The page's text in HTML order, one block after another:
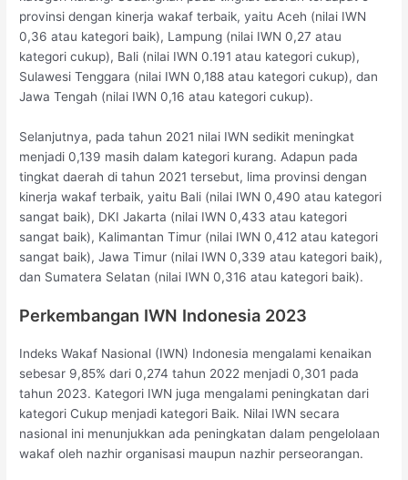
provinsi dengan kinerja wakaf terbaik, yaitu Aceh (nilai IWN
0,36 atau kategori baik), Lampung (nilai IWN 0,27 atau
kategori cukup), Bali (nilai IWN 0.191 atau kategori cukup),
Sulawesi Tenggara (nilai IWN 0,188 atau kategori cukup), dan
Jawa Tengah (nilai IWN 0,16 atau kategori cukup).
Selanjutnya, pada tahun 2021 nilai IWN sedikit meningkat
menjadi 0,139 masih dalam kategori kurang. Adapun pada
tingkat daerah di tahun 2021 tersebut, lima provinsi dengan
kinerja wakaf terbaik, yaitu Bali (nilai IWN 0,490 atau kategori
sangat baik), DKI Jakarta (nilai IWN 0,433 atau kategori
sangat baik), Kalimantan Timur (nilai IWN 0,412 atau kategori
sangat baik), Jawa Timur (nilai IWN 0,339 atau kategori baik),
dan Sumatera Selatan (nilai IWN 0,316 atau kategori baik).
Perkembangan IWN Indonesia 2023
Indeks Wakaf Nasional (IWN) Indonesia mengalami kenaikan
sebesar 9,85% dari 0,274 tahun 2022 menjadi 0,301 pada
tahun 2023. Kategori IWN juga mengalami peningkatan dari
kategori Cukup menjadi kategori Baik. Nilai IWN secara
nasional ini menunjukkan ada peningkatan dalam pengelolaan
wakaf oleh nazhir organisasi maupun nazhir perseorangan.